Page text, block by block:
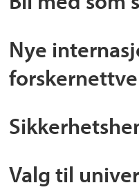
Nye
Valg til